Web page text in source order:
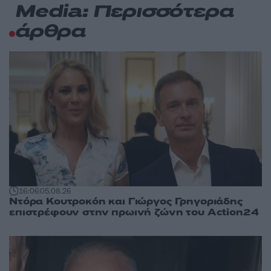
Media: Περισσότερα
άρθρα
16:0605.08.26
Ντόρα Κουτροκόη και Γιώργος Γρηγοριάδης
επιστρέφουν στην πρωινή ζώνη του Action24